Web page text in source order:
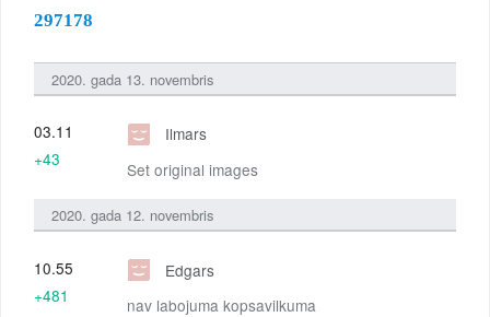
297178
2020. gada 13. novembris
Ilmars
Set original images
03.11
+43
2020. gada 12. novembris
Edgars
nav labojuma kopsavilkuma
10.55
+481